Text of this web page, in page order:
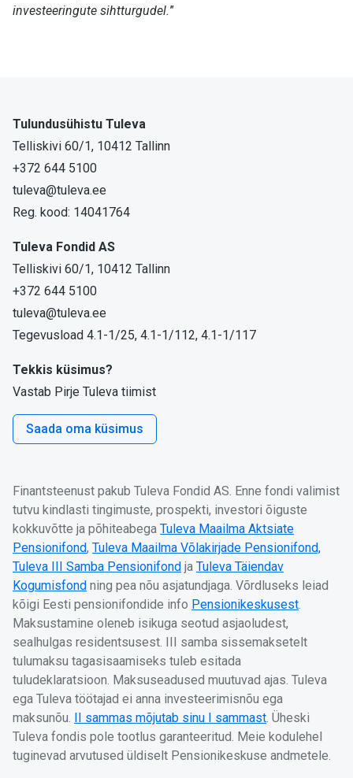
investeeringute sihtturgudel.”
Tulundusühistu Tuleva
Telliskivi 60/1, 10412 Tallinn
+372 644 5100
tuleva@tuleva.ee
Reg. kood: 14041764
Tuleva Fondid AS
Telliskivi 60/1, 10412 Tallinn
+372 644 5100
tuleva@tuleva.ee
Tegevusload 4.1-1/25, 4.1-1/112, 4.1-1/117
Tekkis küsimus?
Vastab Pirje Tuleva tiimist
Saada oma küsimus
Finantsteenust pakub Tuleva Fondid AS. Enne fondi valimist
tutvu kindlasti tingimuste, prospekti, investori õiguste
kokkuvõtte ja põhiteabega Tuleva Maailma Aktsiate
Pensionifond, Tuleva Maailma Võlakirjade Pensionifond,
Tuleva III Samba Pensionifond ja Tuleva Täiendav
Kogumisfond ning pea nõu asjatundjaga. Võrdluseks leiad
kõigi Eesti pensionifondide info Pensionikeskusest.
Maksustamine oleneb isikuga seotud asjaoludest,
sealhulgas residentsusest. III samba sissemaksetelt
tulumaksu tagasisaamiseks tuleb esitada
tuludeklaratsioon. Maksuseadused muutuvad ajas. Tuleva
ega Tuleva töötajad ei anna investeerimisnõu ega
maksunõu.
II sammas mõjutab sinu I sammast. Üheski
Tuleva fondis pole tootlus garanteeritud. Meie kodulehel
tuginevad arvutused üldiselt Pensionikeskuse andmetele.